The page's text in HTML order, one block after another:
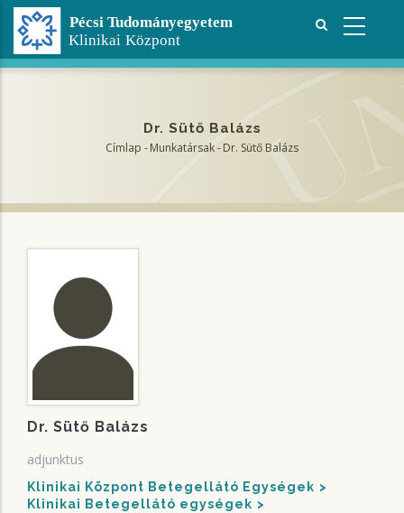
Ugrás
tartalomra
Dr. Sütő Balázs
Címlap -Munkatársak-Dr. Sütő Balázs
Dr. Sütő Balázs
adjunktus
Klinikai Központ Betegellátó Egységek
Klinikai Betegellátó egységek